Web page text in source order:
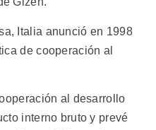
Italia anunció en 1998
de cooperación al
al desarrollo
interno bruto y prevé